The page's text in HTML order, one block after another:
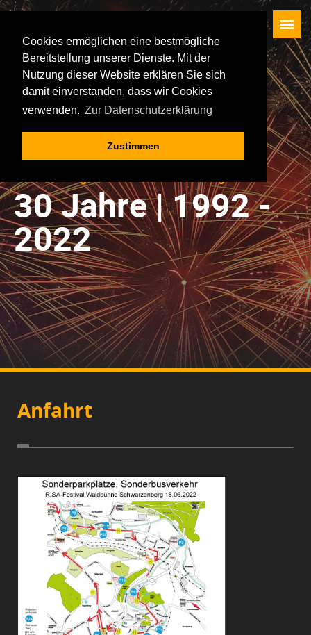
Cookies ermöglichen eine bestmögliche
Bereitstellung unserer Dienste. Mit der
Nutzung dieser Website erklären Sie sich
damit einverstanden, dass wir Cookies
verwenden. Zur Datenschutzerklärung
Zustimmen
30 Jahre | 1992 -
2022
Anfahrt
Startseite
Künstler
Besucherservice
Rückblick
Die Veranstaltungen
Geschichte der Oldie-Nacht
Impressum
Datenschutz
AGB